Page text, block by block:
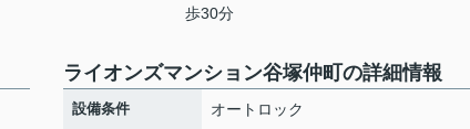
歩30分
ライオンズマンション谷塚仲町の詳細情報
設備条件 オートロック